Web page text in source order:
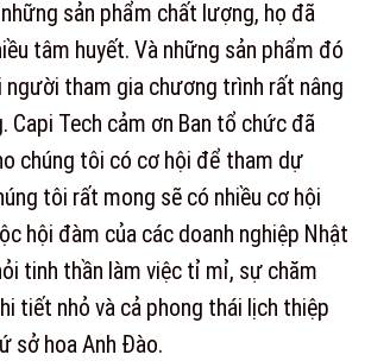
sản phẩm chất lượng, họ đã
tâm huyết. Và những sản phẩm đó
tham gia chương trình rất nâng
Capi Tech cảm ơn Ban tổ chức đã
chúng tôi có cơ hội để tham dự
tôi rất mong sẽ có nhiều cơ hội
hội đàm của các doanh nghiệp Nhật
tinh thần làm việc tỉ mỉ, sự chăm
tiết nhỏ và cả phong thái lịch thiệp
sở hoa Anh Đào.